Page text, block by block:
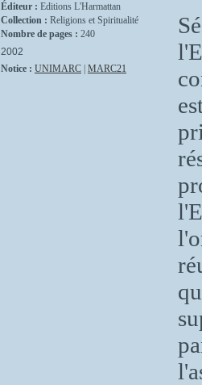
Éditeur : Editions L'Harmattan
Collection : Religions et Spiritualité
Nombre de pages : 240
2002
Notice : UNIMARC MARC21